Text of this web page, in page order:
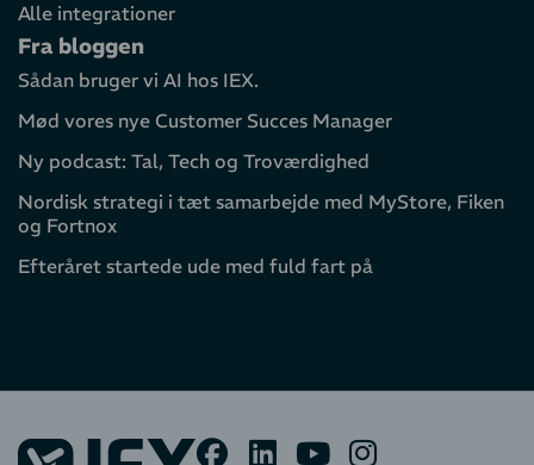
Alle integrationer
Fra bloggen
Sådan bruger vi AI hos IEX.
Mød vores nye Customer Succes Manager
Ny podcast: Tal, Tech og Troværdighed
Nordisk strategi i tæt samarbejde med MyStore, Fiken
og Fortnox
Efteråret startede ude med fuld fart på